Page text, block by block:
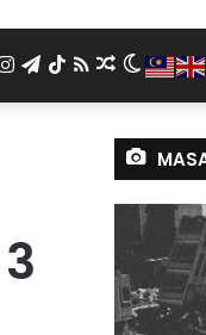
Switch
skin
Random
Article
RSS
TikTok
Telegram
Instagram